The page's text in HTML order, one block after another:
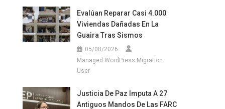
Evalúan Reparar Casi 4.000
Viviendas Dañadas En La
Guaira Tras Sismos
05/08/2026
Managed WordPress Migration
User
Justicia De Paz Imputa A 27
Antiguos Mandos De Las FARC